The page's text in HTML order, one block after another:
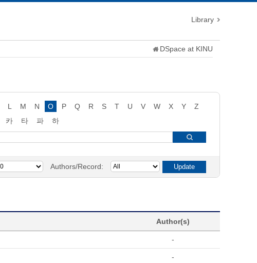
Library
DSpace at KINU
L M N O P Q R S T U V W X Y
Z
카 타 파
하
Authors/Record:
Author(s)
-
-